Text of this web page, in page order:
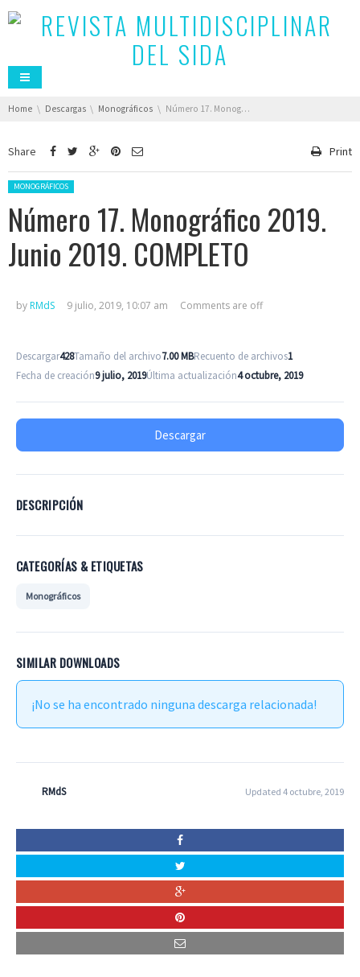
You are here:
Home Descargas Monográficos Número 17. Monográfico 2019. Junio 2019. COMPLETO
Share Print
Posted in:
MONOGRÁFICOS
Número 17. Monográfico 2019.
Junio 2019. COMPLETO
by RMdS 9 julio, 2019, 10:07 am Comments are off
Descargar428Tamaño del archivo7.00 MBRecuento de archivos1
Fecha de creación9 julio, 2019Última actualización4 octubre, 2019
Descargar
DESCRIPCIÓN
CATEGORÍAS & ETIQUETAS
Monográficos
SIMILAR DOWNLOADS
¡No se ha encontrado ninguna descarga relacionada!
RMdS Updated 4 octubre, 2019